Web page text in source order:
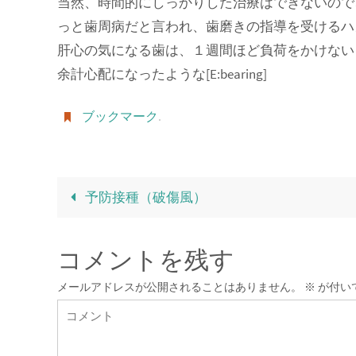
っと歯周病だと言われ、歯磨きの指導を受ける
肝心の気になる歯は、１週間ほど負荷をかけな
余計心配になったような[E:bearing]
ブックマーク .
予防接種（破傷風）
コメントを残す
メールアドレスが公開されることはありません。 ※ が付い